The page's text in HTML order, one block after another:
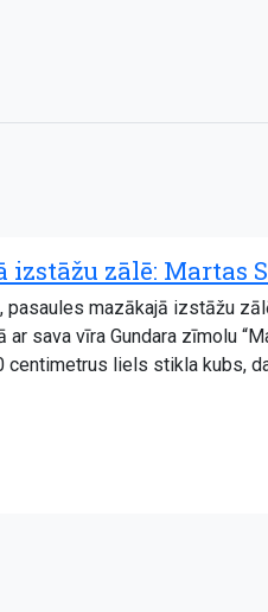
izstāžu zālē:
pasaules mazākajā izstāžu
ar sava vīra Gundara zīmolu
centimetrus liels stikla kubs,